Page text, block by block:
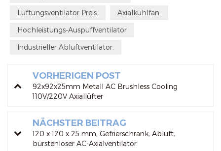
Lüftungsventilator Preis. Axialkühlfan.
Hochleistungs-Auspuffventilator
Industrieller Abluftventilator.
VORHERIGEN POST
92x92x25mm Metall AC Brushless Cooling
110V/220V Axiallüfter
NÄCHSTER BEITRAG
120 x 120 x 25 mm, Gefrierschrank, Abluft,
bürstenloser AC-Axialventilator